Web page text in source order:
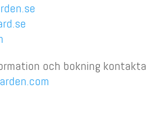
och bokning kontakta